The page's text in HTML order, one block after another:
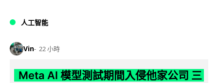
人工智能
Vin 22 小時
Meta AI 模型測試期間入侵他家公司 三